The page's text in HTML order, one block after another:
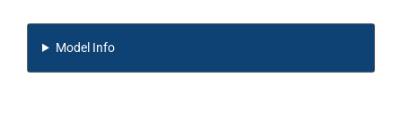
Model Info